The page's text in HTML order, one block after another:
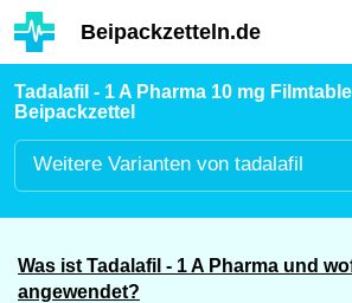
Hauptinhalt
Beipackzetteln.de
Tadalafil - 1 A Pharma 10 mg
Beipackzettel
Weitere Varianten von tadalafil
Was ist Tadalafil - 1 A Pharma und
angewendet?